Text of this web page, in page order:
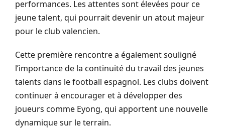
performances. Les attentes sont élevées pour ce
jeune talent, qui pourrait devenir un atout majeur
pour le club valencien.
Cette première rencontre a également souligné
l’importance de la continuité du travail des jeunes
talents dans le football espagnol. Les clubs doivent
continuer à encourager et à développer des
joueurs comme Eyong, qui apportent une nouvelle
dynamique sur le terrain.